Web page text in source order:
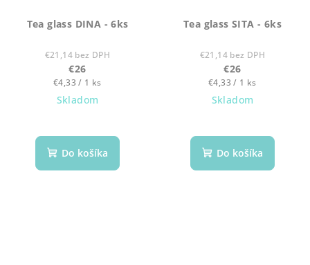
Tea glass DINA - 6ks
€21,14 bez DPH
€26
Jednotková
cena:
€4,33 / 1 ks
Skladom
Do košíka
Tea glass SITA - 6ks
€21,14 bez DPH
€26
Jednotková
cena:
€4,33 / 1 ks
Skladom
Do košíka